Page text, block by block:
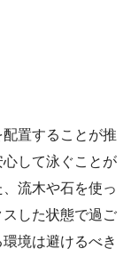
置することが推
して泳ぐことが
流木や石を使っ
した状態で過ご
境は避けるべき